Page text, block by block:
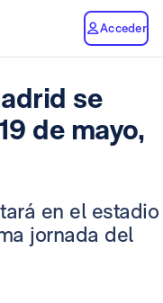
Acceder
se
de mayo,
en el estadio
jornada del